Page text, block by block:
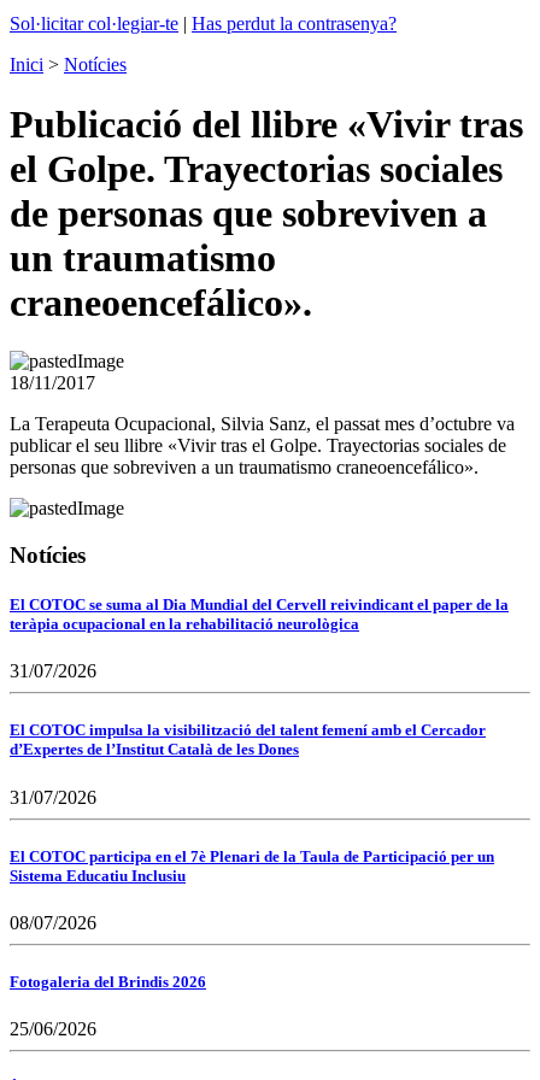
Sol·licitar col·legiar-te | Has perdut la contrasenya?
Inici > Notícies
Publicació del llibre «Vivir tras
el Golpe. Trayectorias sociales
de personas que sobreviven a
un traumatismo
craneoencefálico».
18/11/2017
La Terapeuta Ocupacional, Silvia Sanz, el passat mes d’octubre va
publicar el seu llibre «Vivir tras el Golpe. Trayectorias sociales de
personas que sobreviven a un traumatismo craneoencefálico».
Notícies
El COTOC se suma al Dia Mundial del Cervell reivindicant el paper de la
teràpia ocupacional en la rehabilitació neurològica
31/07/2026
El COTOC impulsa la visibilització del talent femení amb el Cercador
d’Expertes de l’Institut Català de les Dones
31/07/2026
El COTOC participa en el 7è Plenari de la Taula de Participació per un
Sistema Educatiu Inclusiu
08/07/2026
Fotogaleria del Brindis 2026
25/06/2026